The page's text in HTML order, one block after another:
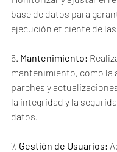
base de datos para
ejecución eficiente de
6. Mantenimiento:
mantenimiento, como la
parches y
la integridad y la
datos.
7. Gestión de Usuarios: